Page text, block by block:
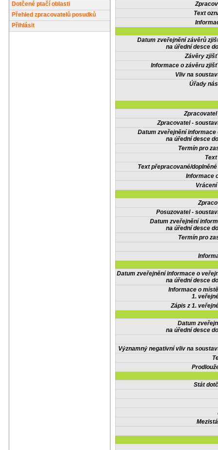
Dotčené ptačí oblasti
Přehled zpracovatelů posudků
Přihlásit
Text
Datum zveřejnění závěrů
na úřední desce
Závěry
Informace o závěru
Vliv na
Úřady
Zpracovatel -
Datum zveřejnění informace
na úřední desce
Termín pro
Text přepracované/
Informace
Posuzovatel -
Datum zveřejnění
na úřední desce
Termín pro
Datum zveřejnění informace o
na úřední desce
Informace o
1.
Zápis z 1.
Datum
na úřední desce
Významný negativní vliv na
Stát